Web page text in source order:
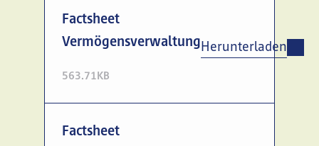
Factsheet
Vermögensverwaltung
563.71KB
Herunterladen
Factsheet